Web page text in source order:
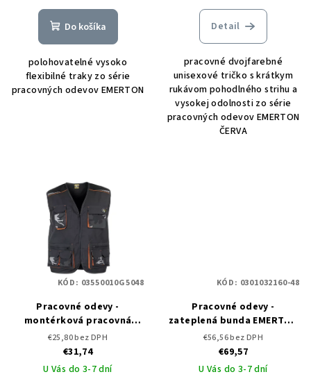
Do košíka
polohovatelné vysoko
flexibilné traky zo série
pracovných odevov EMERTON
Detail
pracovné dvojfarebné
unisexové tričko s krátkym
rukávom pohodlného strihu a
vysokej odolnosti zo série
pracovných odevov EMERTON
ČERVA
Pracovné odevy -
montérková pracovná
vesta EMERTON STRETCH
€25,80 bez DPH
€31,74
U Vás do 3-7 dní
KÓD: 03550010G5048
Pracovné odevy -
zateplená bunda EMERTON
WINTER ČERVA
€56,56 bez DPH
€69,57
U Vás do 3-7 dní
KÓD: 0301032160-48